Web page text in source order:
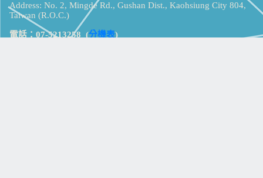
Address: No. 2, Mingde Rd., Gushan Dist., Kaohsiung City 804,
Taiwan (R.O.C.)
電話：07-5213258 (分機表)